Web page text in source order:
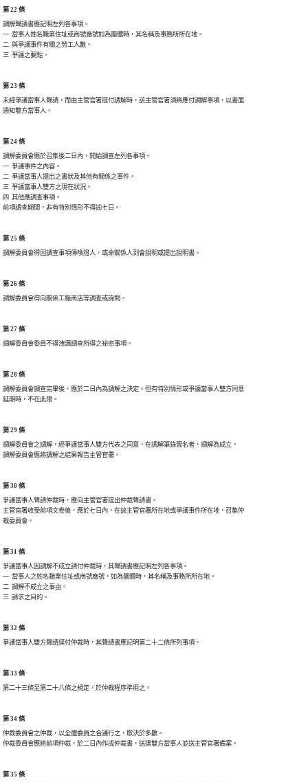
第 22 條
調解聲請書應記明左列各事項。
一  當事人姓名職業住址或商號廠號如為團體時，其名稱及事務所所在地。
二  與爭議事件有關之勞工人數。
第 23 條
未經爭議當事人聲請，而由主管官署提付調解時，該主管官署須將應付調解事項，以書面
第 24 條
調解委員會應於召集後二日內，開始調查左列各事項。
一  爭議事件之內容。
二  爭議當事人提出之書狀及其他有關係之事件。
三  爭議當事人雙方之現在狀況。
四  其他應調查事項。
第 25 條
第 26 條
第 27 條
第 28 條
調解委員會調查完畢後，應於二日內為調解之決定。但有特別情形或爭議當事人雙方同意
第 29 條
調解委員會之調解，經爭議當事人雙方代表之同意，在調解筆錄簽名者，調解為成立。
第 30 條
爭議當事人聲請仲裁時，應向主管官署提出仲裁聲請書。
主管官署收受前項文卷後，應於七日內，在該主管官署所在地或爭議事件所在地，召集仲
第 31 條
爭議當事人因調解不成立請付仲裁時，其聲請書應記明左列各事項。
一  當事人之姓名職業住址或商號廠號，如為團體時，其名稱及事務所所在地。
二  調解不成立之事由。
第 32 條
第 33 條
第 34 條
仲裁委員會之仲裁，以全體委員之合議行之，取決於多數。
第 35 條